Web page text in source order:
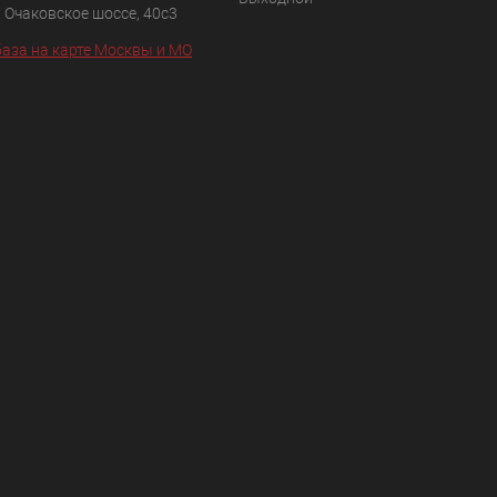
Очаковское шоссе, 40с3
на карте Москвы и МО